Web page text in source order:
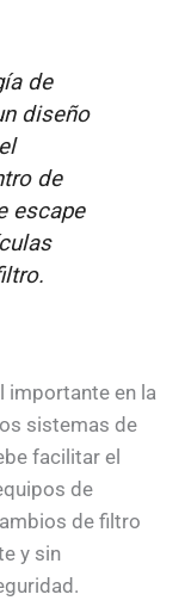
de
diseño
de
escape
importante en la
sistemas de
facilitar el
de
de filtro
y sin